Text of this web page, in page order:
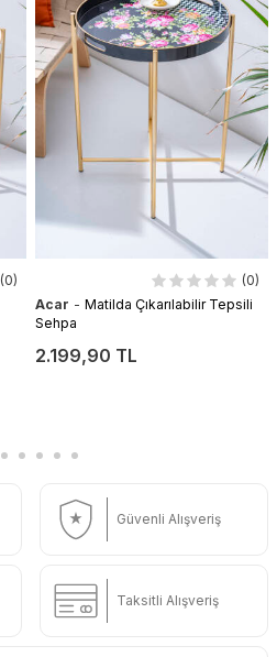
(0)
(0)
Acar - Matilda Çıkarılabilir Tepsili
Sehpa
2.199,90 TL
Güvenli Alışveriş
Taksitli Alışveriş